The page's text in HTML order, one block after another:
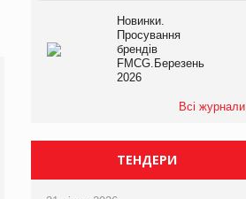
Новинки.
Просування
брендів
FMCG.Березень
2026
Всі журнали
ТЕНДЕРИ